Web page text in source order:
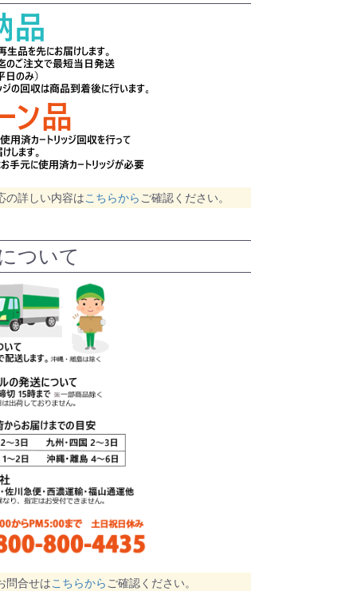
の詳しい内容はこちらから ご確認ください。
ついて
問合せはこちらからご確認ください。